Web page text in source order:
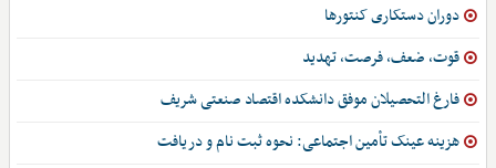
دوران دستکاری کنتورها
قوت، ضعف، فرصت، تهدید
فارغ التحصیلان موفق دانشکده اقتصاد صنعتی شریف
هزینه عینک تأمین اجتماعی: نحوه ثبت نام و دریافت